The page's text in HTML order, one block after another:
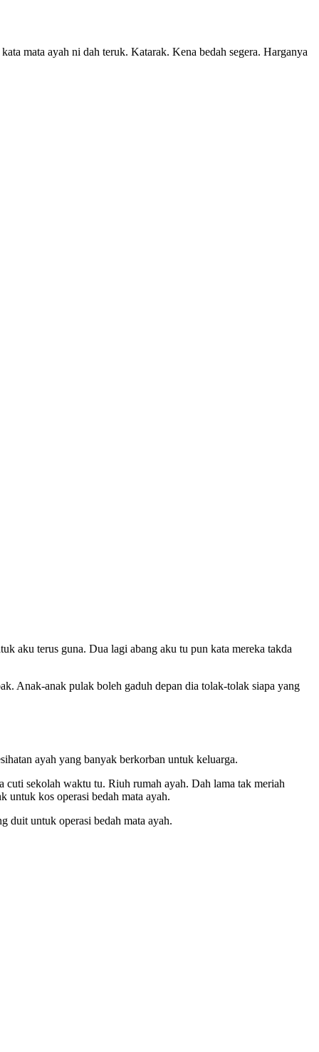
mata ayah ni dah teruk. Katarak. Kena bedah segera. Harganya
aku terus guna. Dua lagi abang aku tu pun kata mereka takda
Anak-anak pulak boleh gaduh depan dia tolak-tolak siapa yang
ayah yang banyak berkorban untuk keluarga.
sekolah waktu tu. Riuh rumah ayah. Dah lama tak meriah
untuk kos operasi bedah mata ayah.
duit untuk operasi bedah mata ayah.